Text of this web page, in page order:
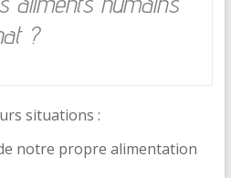
?
situations :
notre propre alimentation